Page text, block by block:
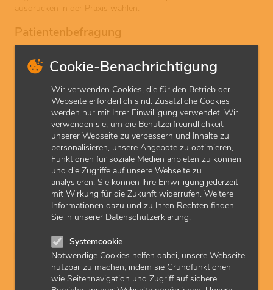
Cookie-Benachrichtigung
Wir verwenden Cookies, die für den Betrieb der
Webseite erforderlich sind. Zusätzliche Cookies
werden nur mit Ihrer Einwilligung verwendet. Wir
verwenden sie, um die Benutzerfreundlichkeit
unserer Webseite zu verbessern und Inhalte zu
personalisieren, unsere Angebote zu optimieren,
Funktionen für soziale Medien anbieten zu können
und die Zugriffe auf unsere Webseite zu
analysieren. Sie können Ihre Einwilligung jederzeit
mit Wirkung für die Zukunft widerrufen. Weitere
Informationen dazu und zu Ihren Rechten finden
Sie in unserer Datenschutzerklärung.
Systemcookie
Notwendige Cookies helfen dabei, unsere Webseite
nutzbar zu machen, indem sie Grundfunktionen
wie Seitennavigation und Zugriff auf sichere
ausdrucken in der Praxis wählen.
Patientenbefragung
Dateiupload
Erlaubte Typen: pdf